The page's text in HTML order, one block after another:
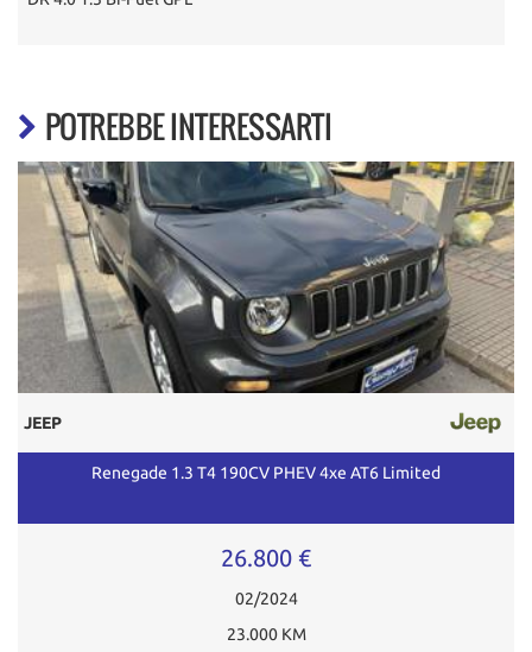
POTREBBE INTERESSARTI
JEEP
Renegade 1.3 T4 190CV PHEV 4xe AT6 Limited
26.800 €
02/2024
23.000 KM